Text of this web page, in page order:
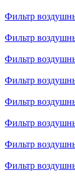
Фильтр
Фильтр
Фильтр
Фильтр
Фильтр
Фильтр
Фильтр
Фильтр